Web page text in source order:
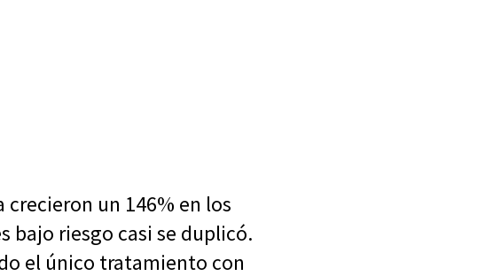
crecieron un 146% en los
bajo riesgo casi se duplicó.
el único tratamiento con